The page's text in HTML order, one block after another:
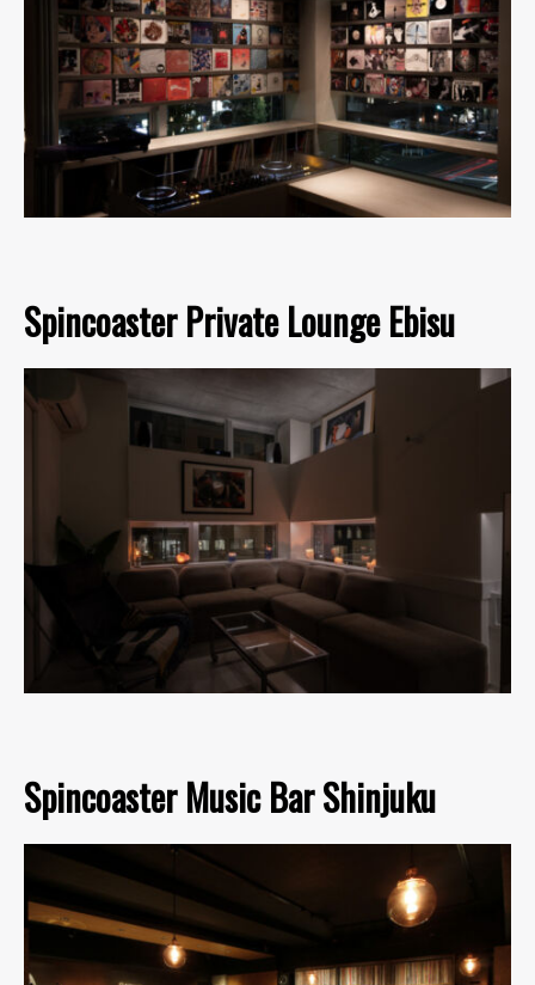
Spincoaster Private Lounge Ebisu
Spincoaster Music Bar Shinjuku